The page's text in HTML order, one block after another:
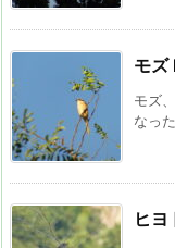
モ
モズ
なっ
ヒ